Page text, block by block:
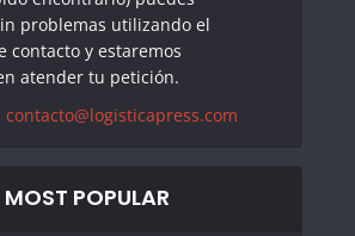
problemas utilizando el
contacto y estaremos
atender tu petición.
contacto@logisticapress.com
MOST POPULAR